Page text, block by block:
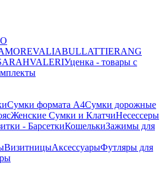
VALIABULLATTIERANG
VALERIУценка - товары с
Сумки формата А4Сумки дорожные
Женские Сумки и КлатчиНесессеры
- БарсеткиКошелькиЗажимы для
ВизитницыАксессуарыФутляры для